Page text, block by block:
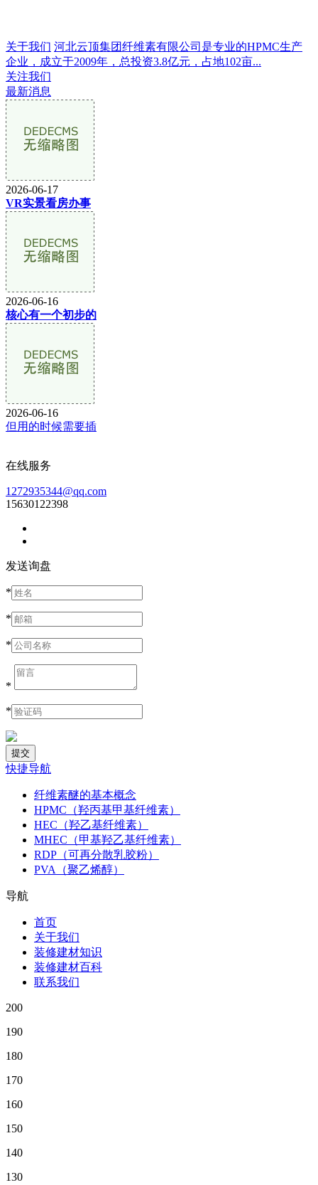
关于我们 河北云顶集团纤维素有限公司是专业的HPMC生产
企业，成立于2009年，总投资3.8亿元，占地102亩...
关注我们
最新消息
2026-06-17
VR实景看房办事
2026-06-16
核心有一个初步的
2026-06-16
但用的时候需要插
在线服务
1272935344@qq.com
15630122398
发送询盘
*
*
*
*
*
快捷导航
纤维素醚的基本概念
HPMC（羟丙基甲基纤维素）
HEC（羟乙基纤维素）
MHEC（甲基羟乙基纤维素）
RDP（可再分散乳胶粉）
PVA（聚乙烯醇）
导航
首页
关于我们
装修建材知识
装修建材百科
联系我们
200
190
180
170
160
150
140
130